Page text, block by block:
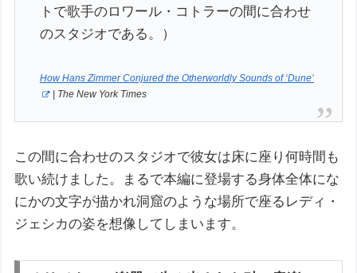
トで歌手のロワール・コトラーの間に合わせ
のスタジオである。）
How Hans Zimmer Conjured the Otherworldly Sounds of ‘Dune’
| The New York Times
この間に合わせのスタジオで彼女は床に座り何時間も
歌い続けました。まるで本編に登場する身体全体にな
にかの文字が描かれ洞窟のような場所で座るレディ・
ジェシカの姿を想像してしまいます。